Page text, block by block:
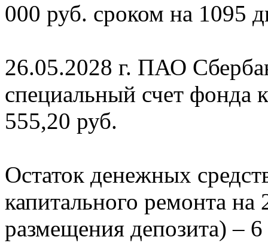
000 руб. сроком на 1095
26.05.2028 г. ПАО
специальный счет фонда
555,20 руб.
Остаток денежных
капитального ремонта на
размещения депозита) –